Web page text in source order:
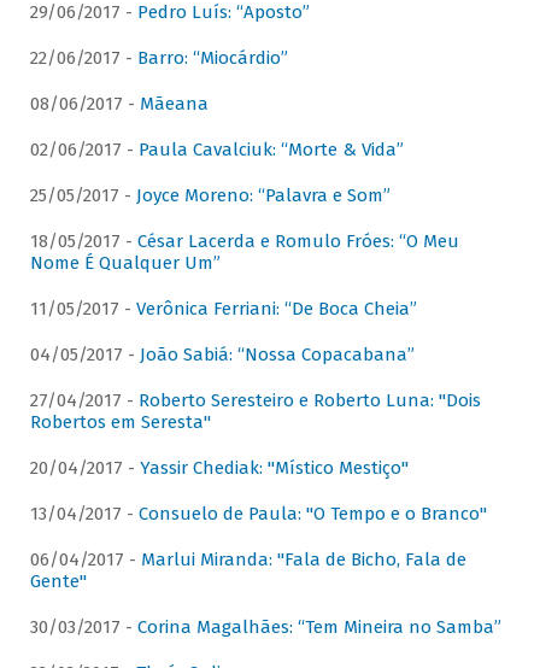
29/06/2017 - Pedro Luís: “Aposto”
22/06/2017 - Barro: “Miocárdio”
08/06/2017 - Mãeana
02/06/2017 - Paula Cavalciuk: “Morte & Vida”
25/05/2017 - Joyce Moreno: “Palavra e Som”
18/05/2017 - César Lacerda e Romulo Fróes: “O Meu
Nome É Qualquer Um”
11/05/2017 - Verônica Ferriani: “De Boca Cheia”
04/05/2017 - João Sabiá: “Nossa Copacabana”
27/04/2017 - Roberto Seresteiro e Roberto Luna: "Dois
Robertos em Seresta"
20/04/2017 - Yassir Chediak: "Místico Mestiço"
13/04/2017 - Consuelo de Paula: "O Tempo e o Branco"
06/04/2017 - Marlui Miranda: "Fala de Bicho, Fala de
Gente"
30/03/2017 - Corina Magalhães: “Tem Mineira no Samba”